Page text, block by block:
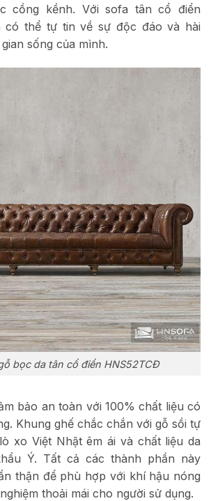
cồng kềnh. Với sofa tân cổ điển
có thể tự tin về sự độc đáo và hài
sống của mình.
bọc da tân cổ điển HNS52TCĐ
bảo an toàn với 100% chất liệu có
Khung ghế chắc chắn với gỗ sồi tự
xo Việt Nhật êm ái và chất liệu da
Ý. Tất cả các thành phần này
thận để phù hợp với khí hậu nóng
thoải mái cho người sử dụng.